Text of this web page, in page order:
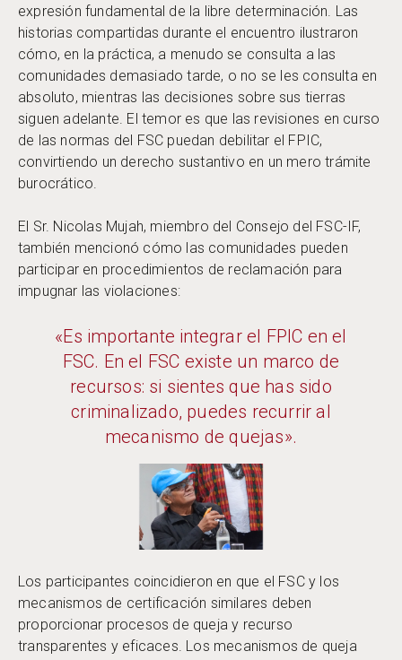
expresión fundamental de la libre determinación. Las
historias compartidas durante el encuentro ilustraron
cómo, en la práctica, a menudo se consulta a las
comunidades demasiado tarde, o no se les consulta en
absoluto, mientras las decisiones sobre sus tierras
siguen adelante. El temor es que las revisiones en curso
de las normas del FSC puedan debilitar el FPIC,
convirtiendo un derecho sustantivo en un mero trámite
burocrático.
El Sr. Nicolas Mujah, miembro del Consejo del FSC-IF,
también mencionó cómo las comunidades pueden
participar en procedimientos de reclamación para
impugnar las violaciones:
«Es importante integrar el FPIC en el
FSC. En el FSC existe un marco de
recursos: si sientes que has sido
criminalizado, puedes recurrir al
mecanismo de quejas».
Los participantes coincidieron en que el FSC y los
mecanismos de certificación similares deben
proporcionar procesos de queja y recurso
transparentes y eficaces. Los mecanismos de queja